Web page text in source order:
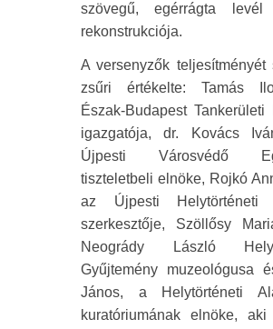
szövegű, egérrágta levél
rekonstrukciója.
A versenyzők teljesítményét
zsűri értékelte: Tamás
Észak-Budapest Tankerületi
igazgatója, dr. Kovács
Újpesti Városvédő
tiszteletbeli elnöke, Rojkó
az Újpesti Helytörténeti
szerkesztője, Szöllősy
Neogrády László
Gyűjtemény muzeológusa
János, a Helytörténeti
kuratóriumának elnöke,